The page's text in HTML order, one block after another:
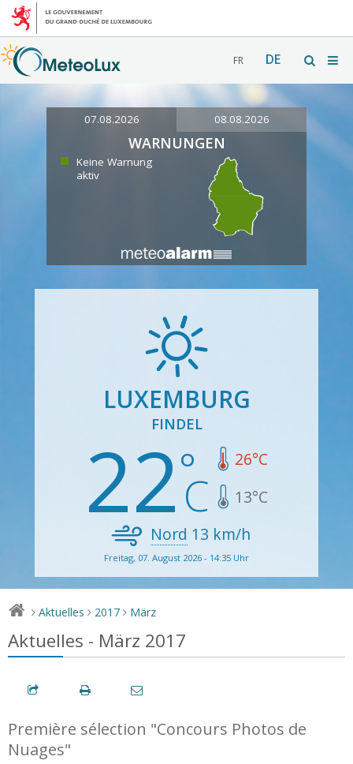
FR DE
07.08.2026 08.08.2026
WARNUNGEN
Keine Warnung
aktiv
LUXEMBURG
FINDEL
22 26°C
13°C
Nord 13 km/h
Freitag, 07. August 2026 - 14:35 Uhr
> Aktuelles > 2017 > März
Aktuelles - März 2017
Première sélection "Concours Photos de
Nuages"